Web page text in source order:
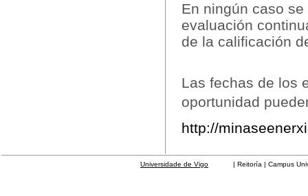
En ningún caso
evaluación
de la calificación
Las fechas de los
oportunidad
http://
Universidade de Vigo | Reitoría | Campus